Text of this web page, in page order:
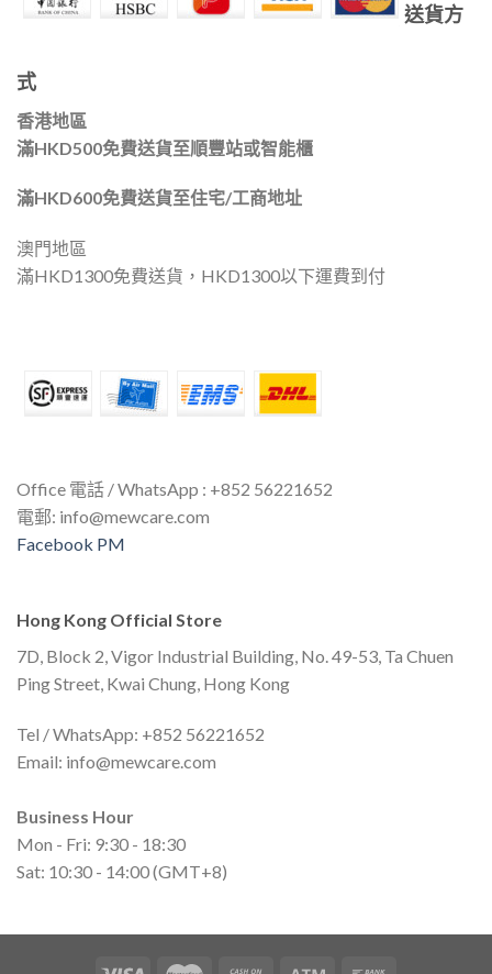
送貨方
式
香港地區
滿HKD500免費送貨至順豐站或智能櫃
滿HKD600免費送貨至住宅/工商地址
澳門地區
滿HKD1300免費送貨，HKD1300以下運費到付
Office 電話 / WhatsApp : +852 56221652
電郵: info@mewcare.com
Facebook PM
Hong Kong Official Store
7D, Block 2, Vigor Industrial Building, No. 49-53, Ta Chuen
Ping Street, Kwai Chung, Hong Kong
Tel / WhatsApp: +852 56221652
Email: info@mewcare.com
Business Hour
Mon - Fri: 9:30 - 18:30
Sat: 10:30 - 14:00 (GMT+8)